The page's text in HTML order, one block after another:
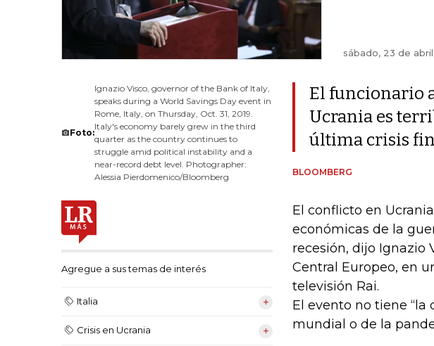
sábado, 23 de
Foto:
Ignazio Visco, governor of the Bank of Italy,
speaks during a World Savings Day event in
Rome, Italy, on Thursday, Oct. 31, 2019.
Italy's economy barely grew in the third
quarter as the country continues to
struggle amid political instability and a
near-record debt level. Photographer:
Alessia Pierdomenico/Bloomberg
Agregue a sus temas de interés
Italia
Crisis en Ucrania
El funcionario
Ucrania es
última crisis
BLOOMBERG
El conflicto en
económicas de la
recesión, dijo Ignazio
Central Europeo, en
televisión Rai.
El evento no tiene
mundial o de la